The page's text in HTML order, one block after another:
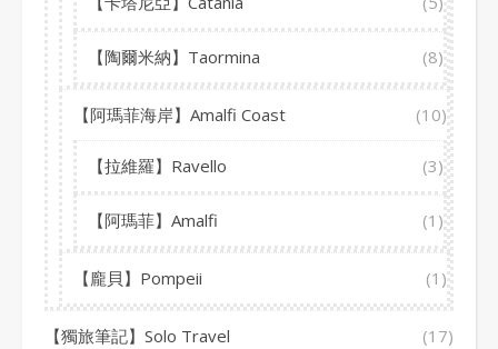
【陶爾米納】Taormina (8)
【阿瑪菲海岸】Amalfi Coast (10)
【拉維羅】Ravello (3)
【阿瑪菲】Amalfi (1)
【龐貝】Pompeii (1)
【獨旅筆記】Solo Travel (17)